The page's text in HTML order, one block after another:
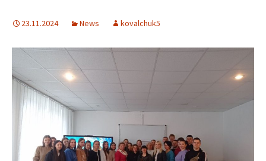
23.11.2024 News kovalchuk5